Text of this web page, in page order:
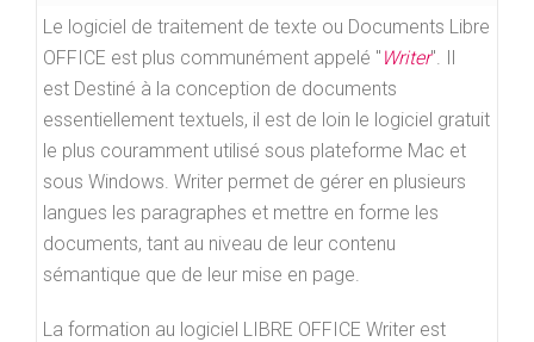
Le logiciel de traitement de texte ou Documents Libre
OFFICE est plus communément appelé " Writer". Il
est Destiné à la conception de documents
essentiellement textuels, il est de loin le logiciel gratuit
le plus couramment utilisé sous plateforme Mac et
sous Windows. Writer permet de gérer en plusieurs
langues les paragraphes et mettre en forme les
documents, tant au niveau de leur contenu
sémantique que de leur mise en page.
La formation au logiciel LIBRE OFFICE Writer est